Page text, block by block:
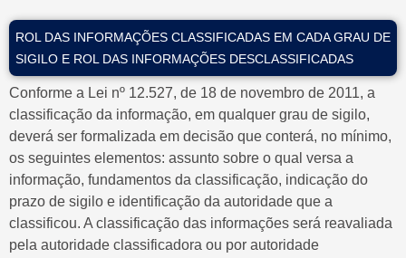
ROL DAS INFORMAÇÕES CLASSIFICADAS EM CADA GRAU DE
SIGILO E ROL DAS INFORMAÇÕES DESCLASSIFICADAS
Conforme a Lei nº 12.527, de 18 de novembro de 2011, a
classificação da informação, em qualquer grau de sigilo,
deverá ser formalizada em decisão que conterá, no mínimo,
os seguintes elementos: assunto sobre o qual versa a
informação, fundamentos da classificação, indicação do
prazo de sigilo e identificação da autoridade que a
classificou. A classificação das informações será reavaliada
pela autoridade classificadora ou por autoridade